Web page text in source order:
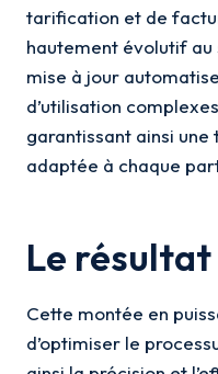
tarification et de
hautement évolutif au
mise à jour
d’utilisation
garantissant ainsi
adaptée à chaque
Le résultat
Cette montée en
d’optimiser le